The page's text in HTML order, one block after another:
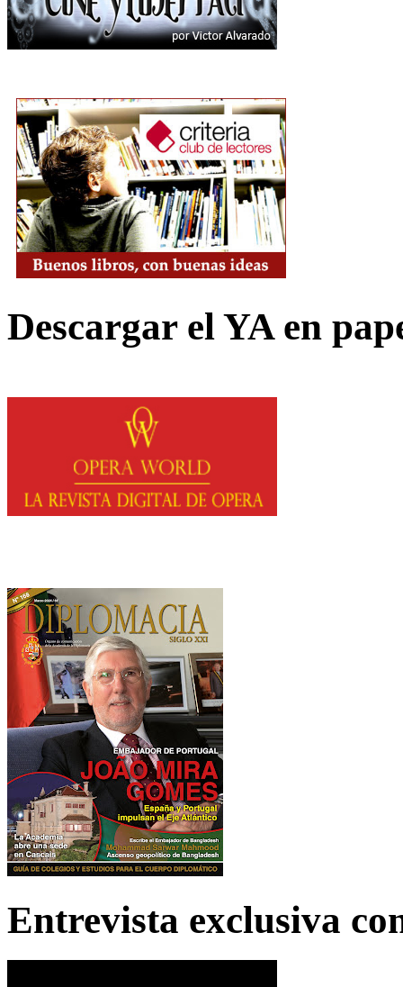
Descargar el YA en
Entrevista exclusiva